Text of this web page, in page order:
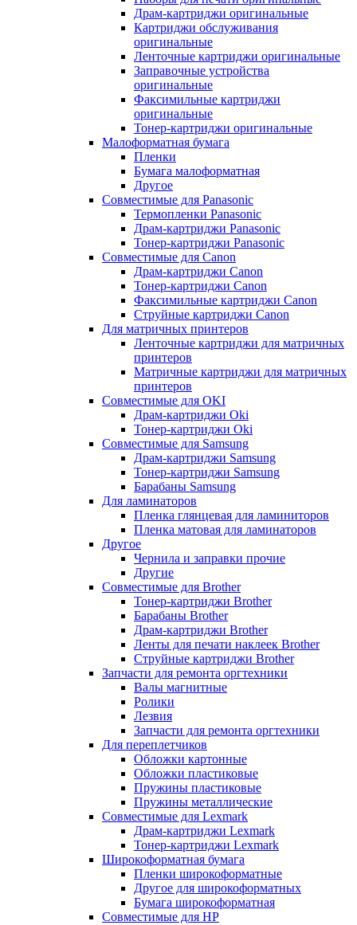
Драм-картриджи оригинальные
Картриджи обслуживания
оригинальные
Ленточные картриджи оригинальные
Заправочные устройства
оригинальные
Факсимильные картриджи
оригинальные
Тонер-картриджи оригинальные
Малоформатная бумага
Пленки
Бумага малоформатная
Другое
Совместимые для Panasonic
Термопленки Panasonic
Драм-картриджи Panasonic
Тонер-картриджи Panasonic
Совместимые для Canon
Драм-картриджи Canon
Тонер-картриджи Canon
Факсимильные картриджи Canon
Струйные картриджи Canon
Для матричных принтеров
Ленточные картриджи для матричных
принтеров
Матричные картриджи для матричных
принтеров
Совместимые для OKI
Драм-картриджи Oki
Тонер-картриджи Oki
Совместимые для Samsung
Драм-картриджи Samsung
Тонер-картриджи Samsung
Барабаны Samsung
Для ламинаторов
Пленка глянцевая для ламиниторов
Пленка матовая для ламинаторов
Другое
Чернила и заправки прочие
Другие
Совместимые для Brother
Тонер-картриджи Brother
Барабаны Brother
Драм-картриджи Brother
Ленты для печати наклеек Brother
Струйные картриджи Brother
Запчасти для ремонта оргтехники
Валы магнитные
Ролики
Лезвия
Запчасти для ремонта оргтехники
Для переплетчиков
Обложки картонные
Обложки пластиковые
Пружины пластиковые
Пружины металлические
Совместимые для Lexmark
Драм-картриджи Lexmark
Тонер-картриджи Lexmark
Широкоформатная бумага
Пленки широкоформатные
Другое для широкоформатных
Бумага широкоформатная
Совместимые для HP